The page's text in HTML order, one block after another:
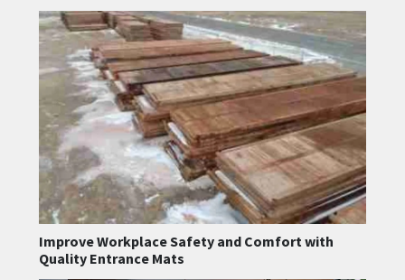
Improve Workplace Safety and Comfort with
Quality Entrance Mats